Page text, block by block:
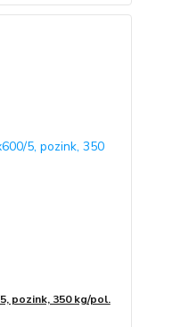
pozink, 350 kg/pol.